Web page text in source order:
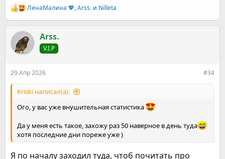
Р
е
к
ц
и
ЛенаМалина 💖,Arss. и Nilleta
Arss.
V.I.P
29 Апр 2026 #34
Kriski написал(а):
Ого, у вас уже внушительная статистика
Да у меня есть такое, захожу раз 50 наверное в день туда
хотя последние дни пореже уже )
Я по началу заходил туда, чтоб почитать про